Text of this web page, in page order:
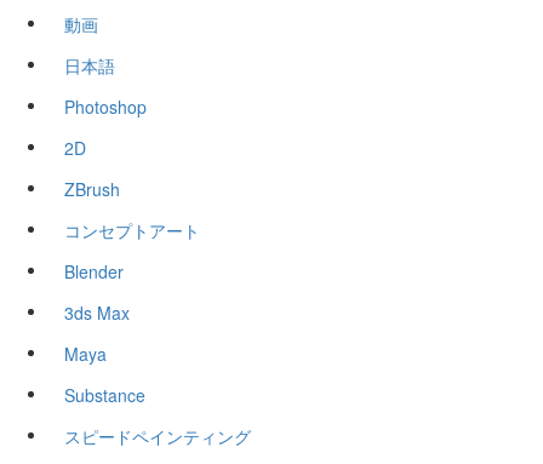
動画
日本語
Photoshop
2D
ZBrush
コンセプトアート
Blender
3ds Max
Maya
Substance
スピードペインティング